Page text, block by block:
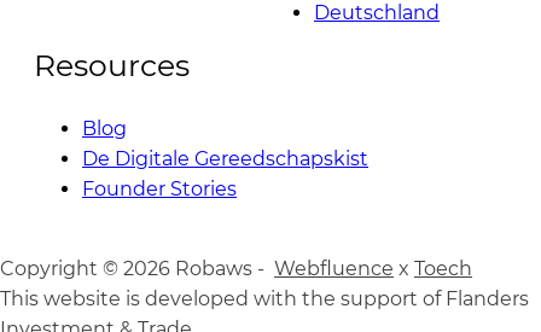
Deutschland
Resources
Blog
De Digitale Gereedschapskist
Founder Stories
Copyright © 2026 Robaws - Webfluence x Toech
This website is developed with the support of Flanders